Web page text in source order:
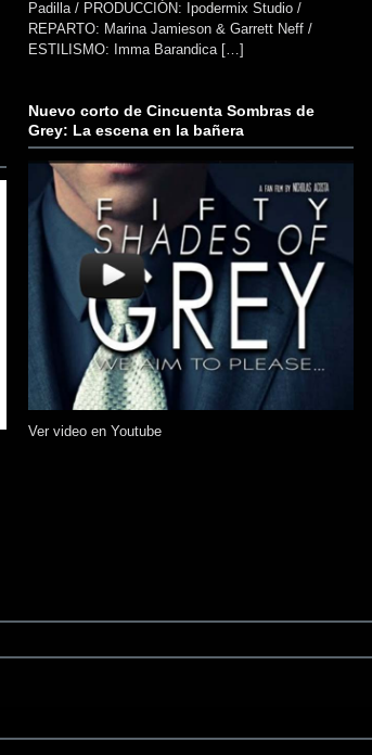
Padilla / PRODUCCIÓN: Ipodermix Studio /
REPARTO: Marina Jamieson & Garrett Neff /
ESTILISMO: Imma Barandica […]
Nuevo corto de Cincuenta Sombras de
Grey: La escena en la bañera
Ver video en Youtube